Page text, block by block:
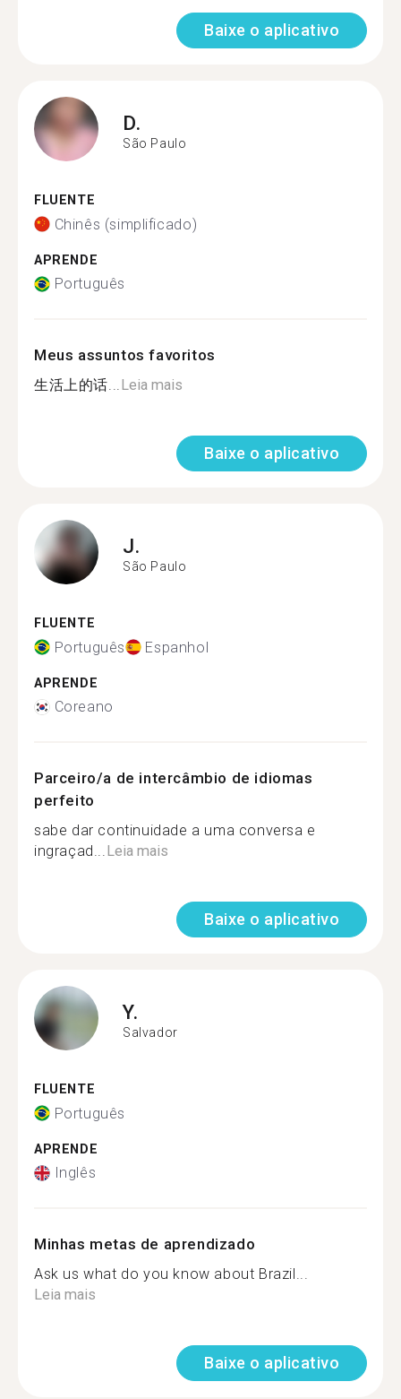
Baixe o aplicativo
D.
São Paulo
FLUENTE
Chinês (simplificado)
APRENDE
Português
Meus assuntos favoritos
生活上的话...Leia mais
Baixe o aplicativo
J.
São Paulo
FLUENTE
Português Espanhol
APRENDE
Coreano
Parceiro/a de intercâmbio de idiomas
perfeito
sabe dar continuidade a uma conversa e
ingraçad...Leia mais
Baixe o aplicativo
Y.
Salvador
FLUENTE
Português
APRENDE
Inglês
Minhas metas de aprendizado
Ask us what do you know about Brazil...
Leia mais
Baixe o aplicativo